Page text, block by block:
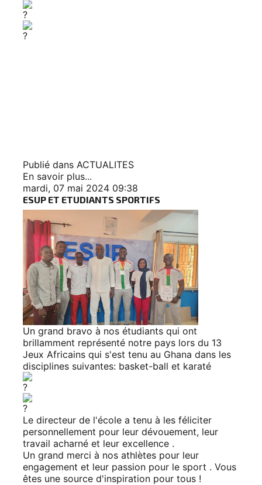
Publié dans ACTUALITES
En savoir plus...
mardi, 07 mai 2024 09:38
ESUP ET ETUDIANTS SPORTIFS
Un grand bravo à nos étudiants qui ont
brillamment représenté notre pays lors du 13
Jeux Africains qui s'est tenu au Ghana dans les
disciplines suivantes: basket-ball et karaté
Le directeur de l'école a tenu à les féliciter
personnellement pour leur dévouement, leur
travail acharné et leur excellence .
Un grand merci à nos athlètes pour leur
engagement et leur passion pour le sport . Vous
êtes une source d'inspiration pour tous !